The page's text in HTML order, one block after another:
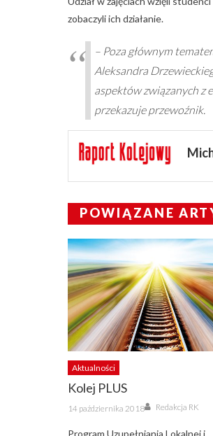
zobaczyli ich działanie.
– Poza głównym
Aleksandra
aspektów związanych z
przekazuje przewoźnik.
POWIĄZANE
Aktualności
Kolej PLUS
Posted
on
14 października 2018 Author
Redakcja RK